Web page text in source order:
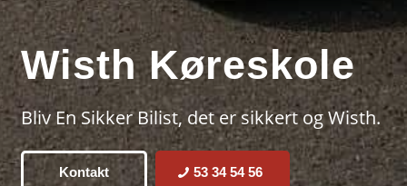
Wisth Køreskole
Bliv En Sikker Bilist, det er sikkert og Wisth.
Kontakt 53 34 54 56